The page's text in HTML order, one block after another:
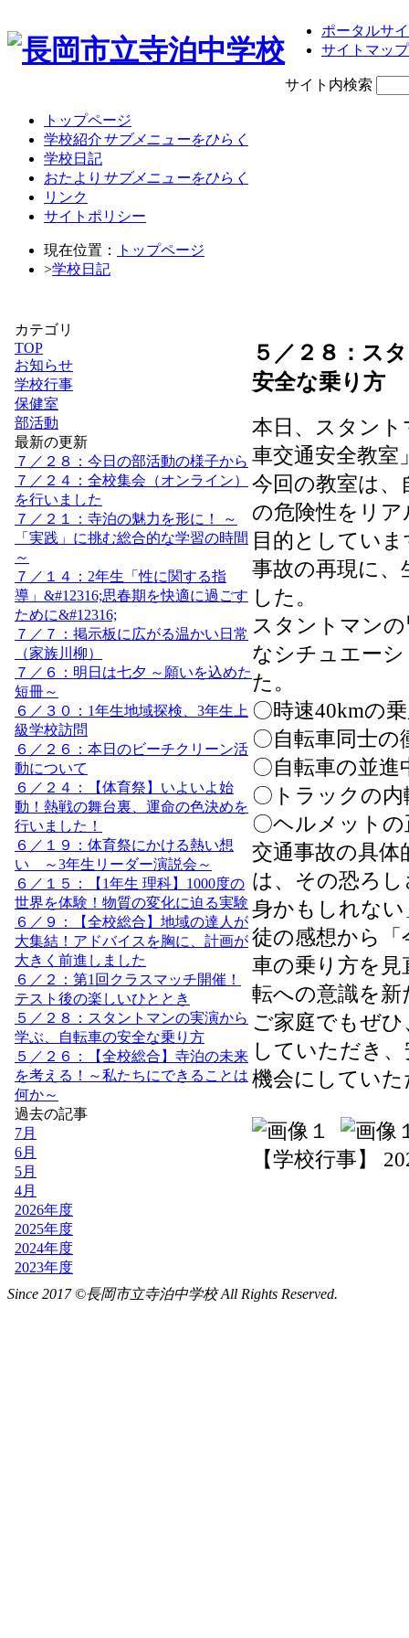
ポータルサ
サイトマップ
サイト内検索
トップページ
学校紹介サブメニューをひらく
学校日記
おたより サブメニューをひらく
リンク
サイトポリシー
現在位置：
トップページ
>学校日記
Since 2017 ©長岡市立寺泊中学校 All Rights Reserved.